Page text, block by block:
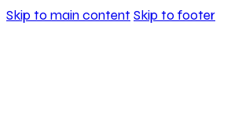
Skip to main content Skip to footer